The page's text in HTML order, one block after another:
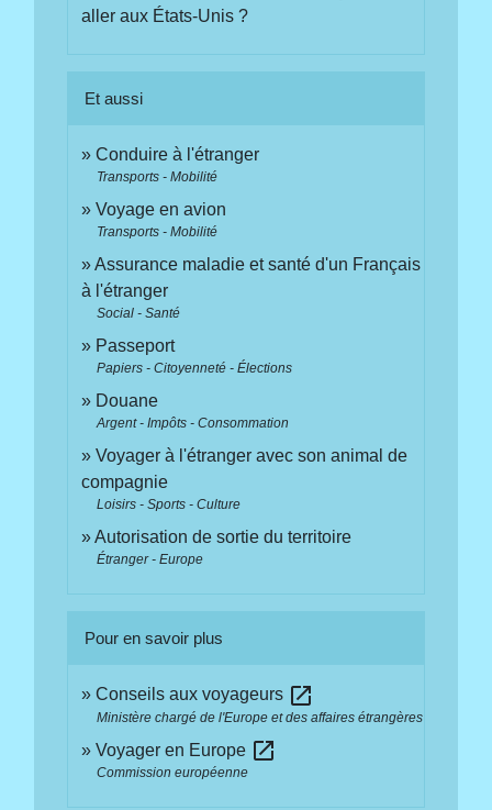
aller aux États-Unis ?
Et aussi
Conduire à l'étranger
Transports - Mobilité
Voyage en avion
Transports - Mobilité
Assurance maladie et santé d'un Français
à l'étranger
Social - Santé
Passeport
Papiers - Citoyenneté - Élections
Douane
Argent - Impôts - Consommation
Voyager à l'étranger avec son animal de
compagnie
Loisirs - Sports - Culture
Autorisation de sortie du territoire
Étranger - Europe
Pour en savoir plus
Conseils aux voyageurs open_in_new
Ministère chargé de l'Europe et des affaires étrangères
Voyager en Europe open_in_new
Commission européenne